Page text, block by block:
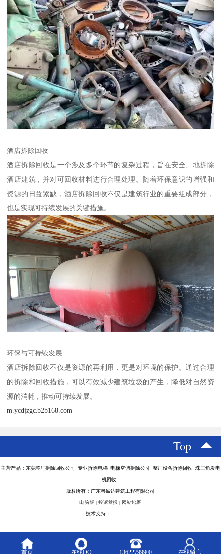
酒店拆除回收
酒店拆除回收是一个涉及多个环节的复杂过程，旨在安全、地拆除
酒店建筑，并对可回收材料进行合理处理。随着环保意识的增强和
资源的日益紧缺，酒店拆除回收不仅是建筑行业的重要组成部分，
也是实现可持续发展的关键措施。
环保与可持续发展
酒店拆除回收不仅是资源的再利用，更是对环境的保护。通过合理
的拆除和回收措施，可以有效减少建筑垃圾的产生，降低对自然资
源的消耗，推动可持续发展。
m.ycdjzgc.b2b168.com
Top
主营产品：东莞整厂拆除回收公司 专业拆除电梯 电梯空调拆除公司 整厂设备拆除回收 珠三角发电
机回收
版权所有：广东粤诚达建筑工程有限公司
电脑版 | 投诉举报 | 网站地图
技术支持：
首页 在线QQ 13622799900 在线留言